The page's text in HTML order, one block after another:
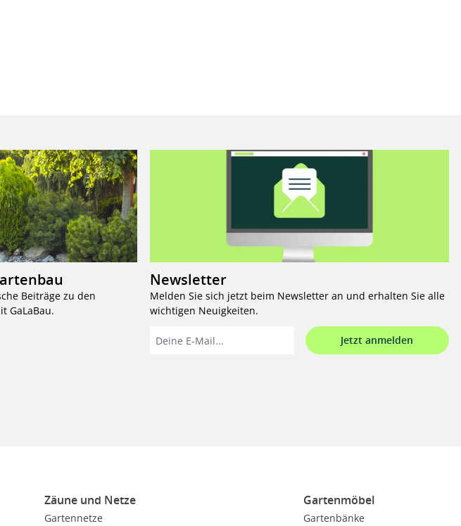
Beiträge zu den
GaLaBau.
Newsletter
Melden Sie sich jetzt beim Newsletter an und erhalten Sie alle
wichtigen Neuigkeiten.
Jetzt anmelden
Zäune und Netze
Gartennetze
Gartenmöbel
Gartenbänke